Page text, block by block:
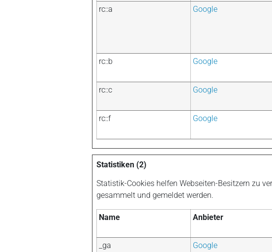
rc::a Google
rc::b Google
rc::c
Google
rc::f
Google
Statistiken (2)
Statistik-Cookies helfen Webseiten-Besitzern zu
gesammelt und gemeldet werden.
Name Anbieter
_ga Google